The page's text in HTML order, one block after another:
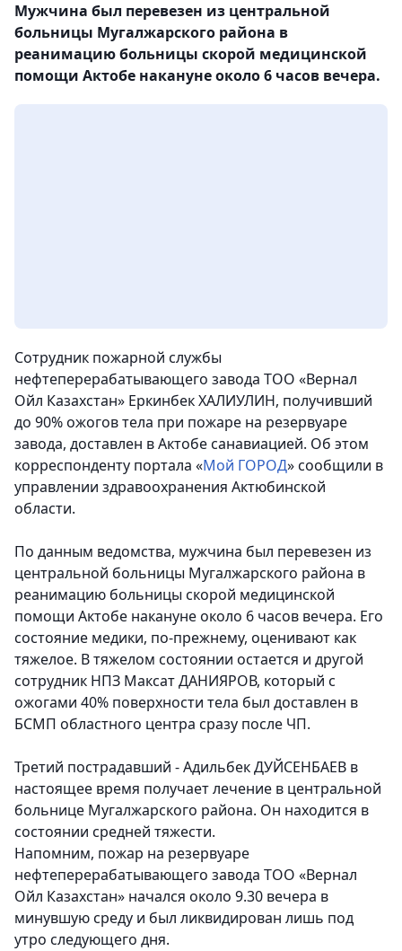
Мужчина был перевезен из центральной
больницы Мугалжарского района в
реанимацию больницы скорой медицинской
помощи Актобе накануне около 6 часов вечера.
Сотрудник пожарной службы
нефтеперерабатывающего завода ТОО «Вернал
Ойл Казахстан» Еркинбек ХАЛИУЛИН, получивший
до 90% ожогов тела при пожаре на резервуаре
завода, доставлен в Актобе санавиацией. Об этом
корреспонденту портала «Мой ГОРОД» сообщили в
управлении здравоохранения Актюбинской
области.
По данным ведомства, мужчина был перевезен из
центральной больницы Мугалжарского района в
реанимацию больницы скорой медицинской
помощи Актобе накануне около 6 часов вечера. Его
состояние медики, по-прежнему, оценивают как
тяжелое. В тяжелом состоянии остается и другой
сотрудник НПЗ Максат ДАНИЯРОВ, который с
ожогами 40% поверхности тела был доставлен в
БСМП областного центра сразу после ЧП.
Третий пострадавший - Адильбек ДУЙСЕНБАЕВ в
настоящее время получает лечение в центральной
больнице Мугалжарского района. Он находится в
состоянии средней тяжести.
Напомним, пожар на резервуаре
нефтеперерабатывающего завода ТОО «Вернал
Ойл Казахстан» начался около 9.30 вечера в
минувшую среду и был ликвидирован лишь под
утро следующего дня.